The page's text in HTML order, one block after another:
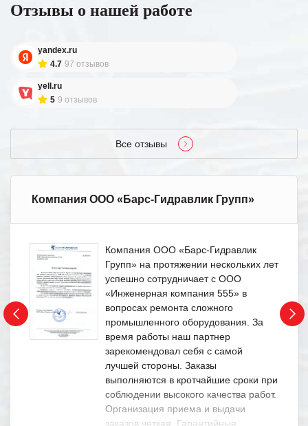
Отзывы о нашей работе
yandex.ru
4.7 97 отзывов
yell.ru
5 9 отзывов
Все отзывы
Компания ООО «Барс-Гидравлик Групп»
Компания ООО «Барс-Гидравлик
Групп» на протяжении нескольких лет
успешно сотрудничает с ООО
«Инженерная компания 555» в
вопросах ремонта сложного
промышленного оборудования. За
время работы наш партнер
зарекомендовал себя с самой
лучшей стороны. Заказы
выполняются в кротчайшие сроки при
соблюдении высокого качества работ.
Организация приема и выдачи
заказов четкая. Гарантийные